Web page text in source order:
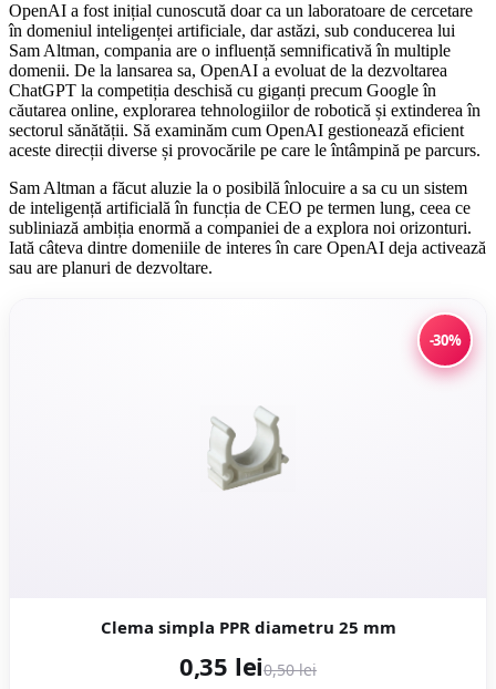
OpenAI a fost inițial cunoscută doar ca un laboratoare de cercetare
în domeniul inteligenței artificiale, dar astăzi, sub conducerea lui
Sam Altman, compania are o influență semnificativă în multiple
domenii. De la lansarea sa, OpenAI a evoluat de la dezvoltarea
ChatGPT la competiția deschisă cu giganți precum Google în
căutarea online, explorarea tehnologiilor de robotică și extinderea în
sectorul sănătății. Să examinăm cum OpenAI gestionează eficient
aceste direcții diverse și provocările pe care le întâmpină pe parcurs.
Sam Altman a făcut aluzie la o posibilă înlocuire a sa cu un sistem
de inteligență artificială în funcția de CEO pe termen lung, ceea ce
subliniază ambiția enormă a companiei de a explora noi orizonturi.
Iată câteva dintre domeniile de interes în care OpenAI deja activează
sau are planuri de dezvoltare.
-30%
Clema simpla PPR diametru 25 mm
0,35 lei0,50 lei